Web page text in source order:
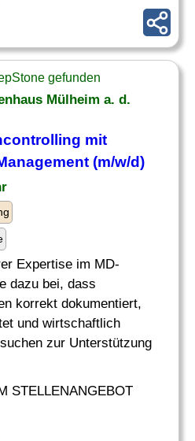
gefunden
Mülheim a. d.
mit
(m/w/d)
Expertise im MD-
dazu bei, dass
korrekt dokumentiert,
und wirtschaftlich
zur Unterstützung
STELLENANGEBOT